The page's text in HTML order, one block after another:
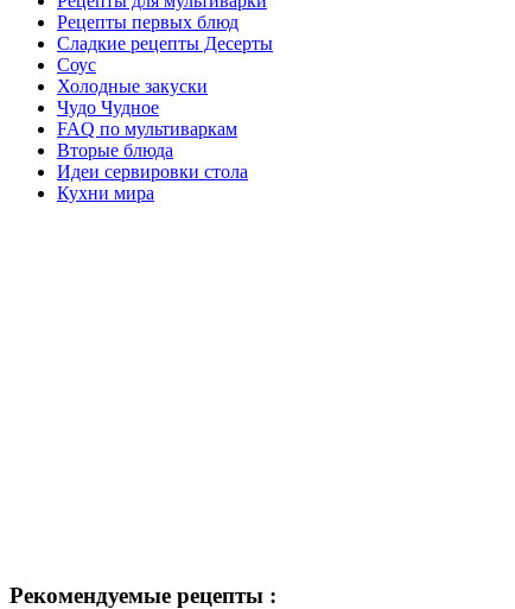
Рецепты первых блюд
Сладкие рецепты Десерты
Соус
Холодные закуски
Чудо Чудное
FAQ по мультиваркам
Вторые блюда
Идеи сервировки стола
Кухни мира
Рекомендуемые рецепты :